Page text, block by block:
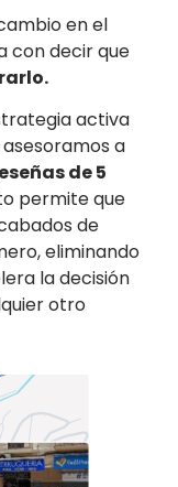
en el
con decir que
activa
a
de 5
permite que
de
eliminando
la decisión
otro